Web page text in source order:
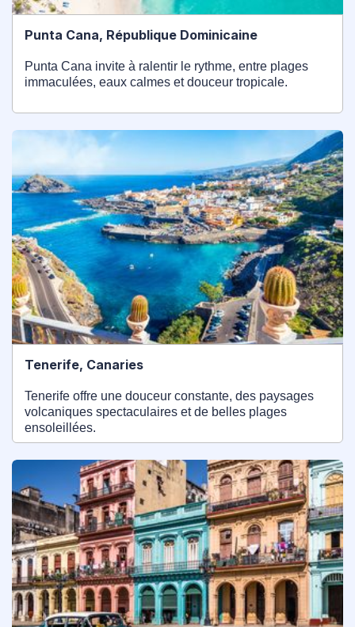
Punta Cana, République Dominicaine
Punta Cana invite à ralentir le rythme, entre plages
immaculées, eaux calmes et douceur tropicale.
Tenerife, Canaries
Tenerife offre une douceur constante, des paysages
volcaniques spectaculaires et de belles plages
ensoleillées.